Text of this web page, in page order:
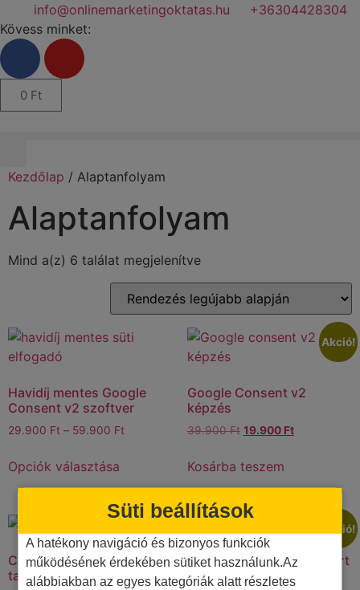
Süti beállítások
A hatékony navigáció és bizonyos funkciók
működésének érdekében sütiket használunk.Az
alábbiakban az egyes kategóriák alatt részletes
info@onlinemarketingoktatas.hu
+36304428304
Kövess minket:
0 Ft
Kezdőlap / Alaptanfolyam
Alaptanfolyam
Mind a(z) 6 találat megjelenítve
Havidíj mentes Google
Consent v2 szoftver
29.900 Ft – 59.900 Ft
Opciók választása
Akció!
Google Consent v2
képzés
39.900Ft 19.900 Ft
Kosárba teszem
ChatGPT prompt
tanfolyam
Akció!
Universal Analytics export
39.900Ft 29.900Ft